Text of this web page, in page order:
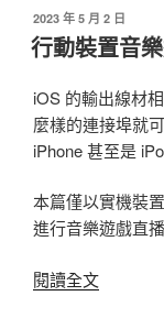
裝
置
樂
遊
戲
播
–
號
發
佈
於
2023 年 5 月 2 日
行動裝置音
iOS 的輸出線材
麼樣的連接埠就
iPhone 甚至是
本篇僅以實機裝
進行音樂遊戲直
閱讀全文〈行